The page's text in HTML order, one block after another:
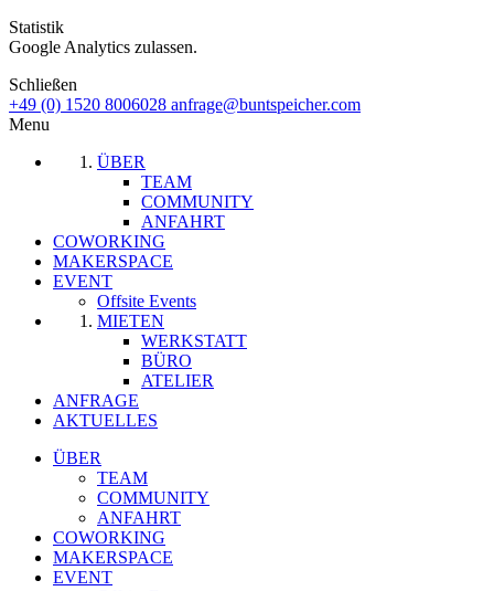
Statistik
Google Analytics zulassen.
Schließen
+49 (0) 1520 8006028 anfrage@buntspeicher.com
Menu
ÜBER
TEAM
COMMUNITY
ANFAHRT
COWORKING
MAKERSPACE
EVENT
Offsite Events
MIETEN
WERKSTATT
BÜRO
ATELIER
ANFRAGE
AKTUELLES
ÜBER
TEAM
COMMUNITY
ANFAHRT
COWORKING
MAKERSPACE
EVENT